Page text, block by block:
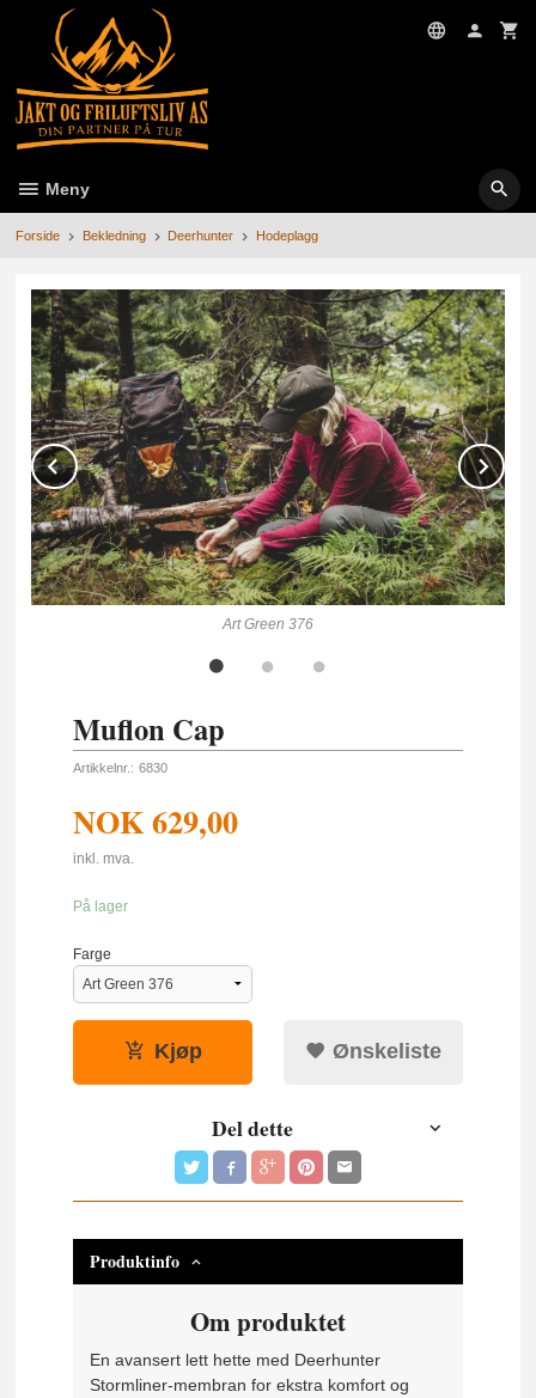
innholdet
Meny
Forside Bekledning Deerhunter Hodeplagg
Art Green 376
Prev
Muflon Cap
Artikkelnr.: 6830
NOK629,00
inkl. mva.
På lager
Farge
Kjøp Ønskeliste
Del dette
Produktinfo
Om produktet
En avansert lett hette med Deerhunter
Stormliner-membran for ekstra komfort og